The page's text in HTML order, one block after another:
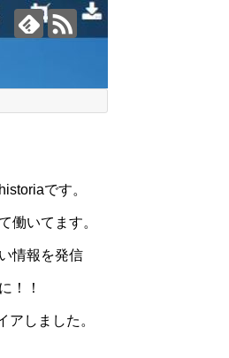
です。
働いてます。
情報を発信
！！
アしました。